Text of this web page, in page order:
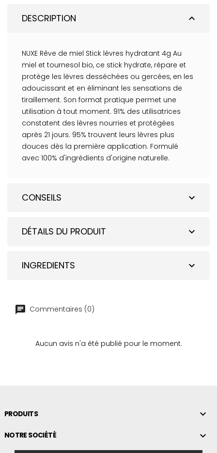
expand_less
DESCRIPTION
NUXE Rêve de miel Stick lèvres hydratant 4g Au
miel et tournesol bio, ce stick hydrate, répare et
protège les lèvres desséchées ou gercées, en les
adoucissant et en éliminant les sensations de
tiraillement. Son format pratique permet une
utilisation à tout moment. 91% des utilisatrices
constatent des lèvres nourries et protégées
après 21 jours. 95% trouvent leurs lèvres plus
douces dès la première application. Formulé
avec 100% d'ingrédients d'origine naturelle.
expand_more
CONSEILS
expand_more
DÉTAILS DU PRODUIT
expand_more
INGREDIENTS
Commentaires (0)
Aucun avis n'a été publié pour le moment.
PRODUITS 
NOTRE SOCIÉTÉ 